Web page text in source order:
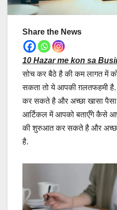
Share the News
10 Hazar me kon sa
सोच कर बैठे है की कम लागत में
सकता तो ये आपकी ग़लतफहमी
कर सकते है और अच्छा खासा
आर्टिकल में आपको बताएँगे कैसे
की शुरुआत कर सकते है और
है.